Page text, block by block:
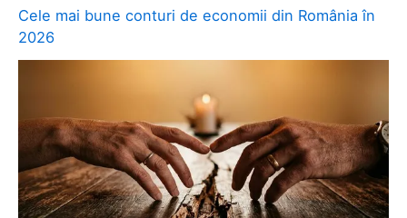
Cele mai bune conturi de economii din România în
2026